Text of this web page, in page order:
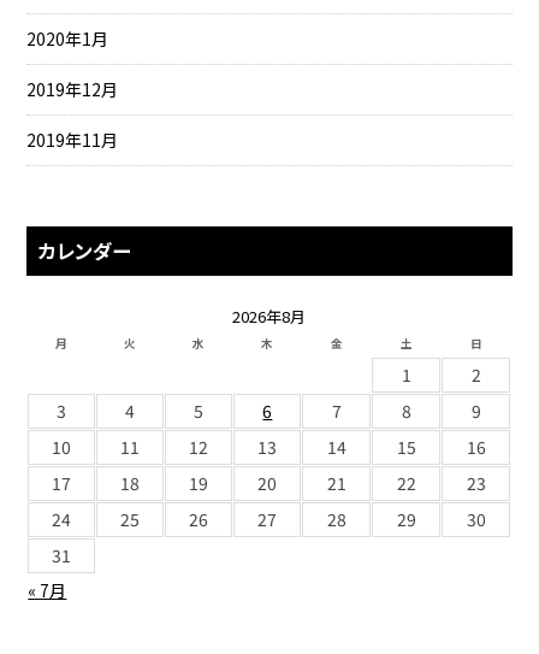
2020年1月
2019年12月
2019年11月
カレンダー
2026年8月
月 火 水 木 金 土 日
« 7月
1
2
3
4 5 6 7 8
9
10
11 12 13 14 15
16
17
18 19 20 21 22
23
24
25 26 27 28 29
30
31